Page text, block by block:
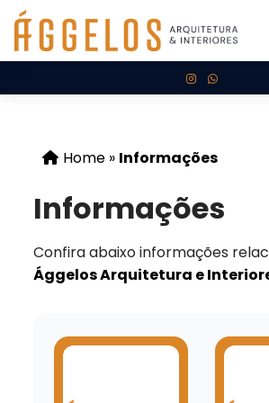
Home » Informações
Informações
Confira abaixo informações
Ággelos Arquitetura e